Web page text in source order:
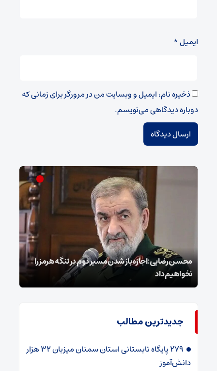
ایمیل*
ذخیره نام، ایمیل و وبسایت من در مرورگر برای زمانی که
دوباره دیدگاهی می‌نویسم.
محسن رضایی: اجازه باز شدن مسیر دوم در تنگه هرمز را
نخواهیم داد
جدیدترین مطالب
۲۷۹ پایگاه تابستانی استان سمنان میزبان ۳۲ هزار
دانش‌آموز